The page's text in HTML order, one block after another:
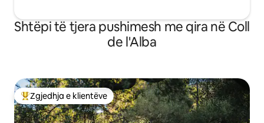
Shtëpi të tjera pushimesh me qira në Coll
de l'Alba
Më të mirat e zgjedhjeve të klientëve
Zgjedhja e klientëve